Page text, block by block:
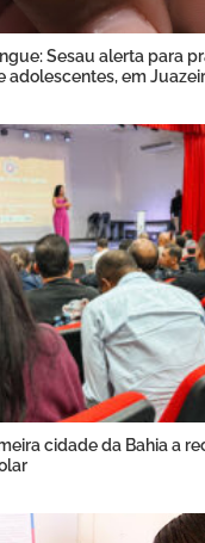
Sesau alerta para
adolescentes, em
cidade da Bahia a